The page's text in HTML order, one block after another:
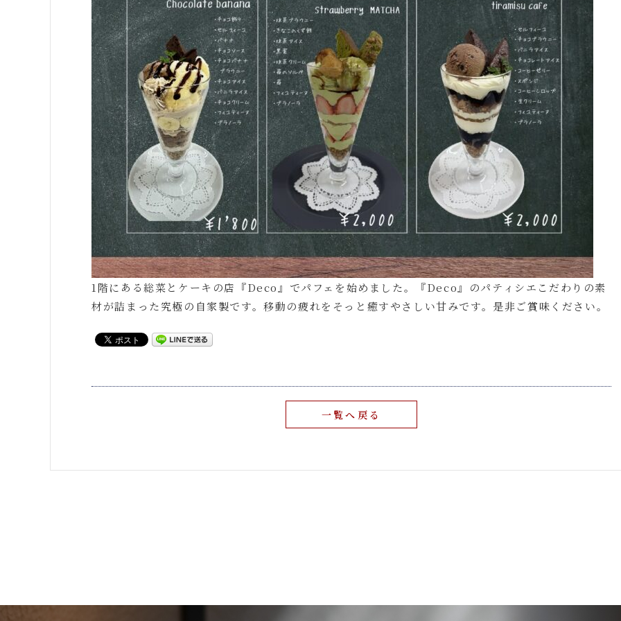
1階にある総菜とケーキの店『Deco』でパフェを始めました。『Deco』のパティシエこだわりの素
材が詰まった究極の自家製です。移動の疲れをそっと癒すやさしい甘みです。是非ご賞味ください。
一覧へ戻る